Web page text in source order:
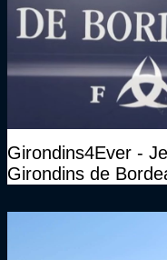
Girondins4Ever -
Girondins de